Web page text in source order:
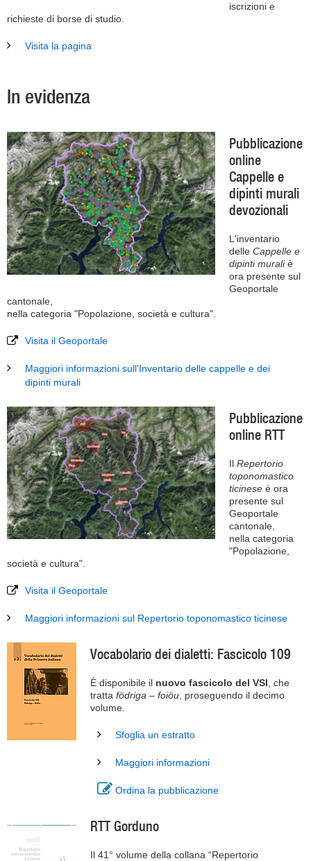
iscrizioni e
richieste di borse di studio.
Visita la pagina
In evidenza
Pubblicazione
online
Cappelle e
dipinti murali
devozionali
L'inventario
delle Cappelle e
dipinti muraliè
ora presente sul
Geoportale
cantonale,
nella categoria "Popolazione, società e cultura".
Visita il Geoportale
Maggiori informazioni sull'Inventario delle cappelle e dei
dipinti murali
Pubblicazione
online RTT
Il Repertorio
toponomastico
ticinese è ora
presente sul
Geoportale
cantonale,
nella categoria
"Popolazione,
società e cultura".
Visita il Geoportale
Maggiori informazioni sul Repertorio toponomastico ticinese
Vocabolario dei dialetti: Fascicolo 109
È disponibile il nuovo fascicolo del VSI , che
tratta födriga – foiöu , proseguendo il decimo
volume.
Sfoglia un estratto
Maggiori informazioni
Ordina la pubblicazione
RTT Gorduno
Il 41° volume della collana “Repertorio